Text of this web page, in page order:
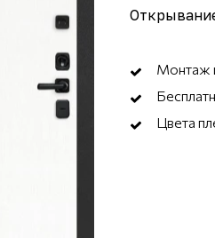
Монтаж
Цвета